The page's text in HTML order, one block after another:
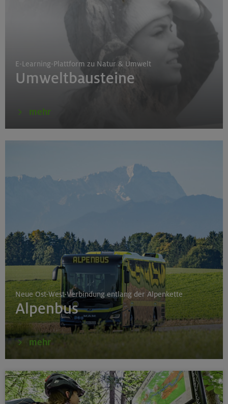
E-Learning-Plattform zu Natur & Umwelt
Umweltbausteine
mehr
Neue Ost-West-Verbindung entlang der Alpenkette
Alpenbus
mehr